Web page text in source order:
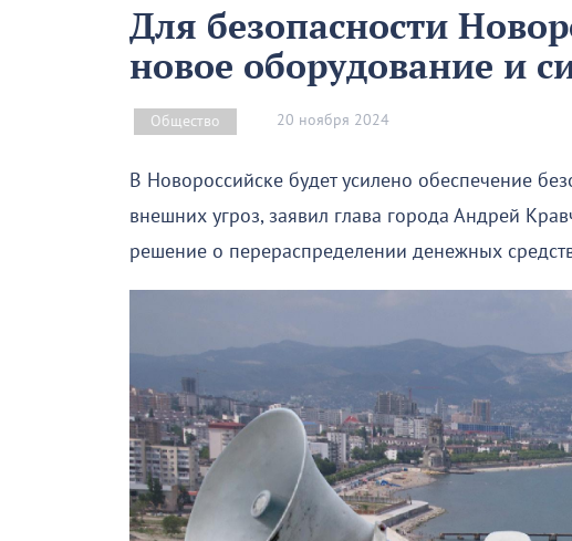
Для безопасности
новое оборудование и
Общество 20 ноября 2024
В Новороссийске будет усилено обеспечение
внешних угроз, заявил глава города Андрей
решение о перераспределении денежных